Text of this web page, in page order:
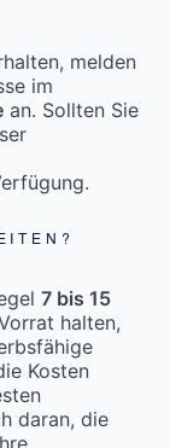
melden
im
an. Sollten Sie
7 bis 15
halten,
Kosten
daran, die